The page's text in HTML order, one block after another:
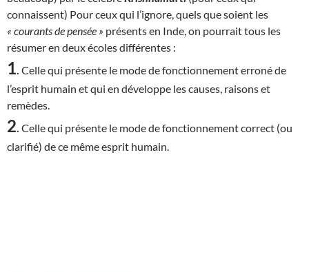
connaissent) Pour ceux qui l’ignore, quels que soient les
« courants de pensée » présents en Inde, on pourrait tous les
résumer en deux écoles différentes :
1 Celle qui présente le mode de fonctionnement erroné de
l’esprit humain et qui en développe les causes, raisons et
remèdes.
2 Celle qui présente le mode de fonctionnement correct (ou
clarifié) de ce même esprit humain.